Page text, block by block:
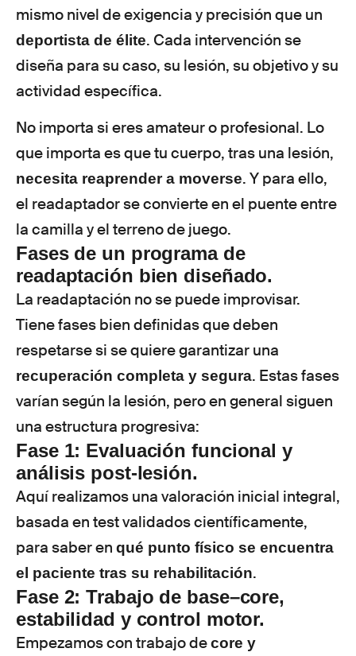
mismo nivel de exigencia y precisión que un
deportista de élite. Cada intervención se
diseña para su caso, su lesión, su objetivo y su
actividad específica.
No importa si eres amateur o profesional. Lo
que importa es que tu cuerpo, tras una lesión,
necesita reaprender a moverse. Y para ello,
el readaptador se convierte en el puente entre
la camilla y el terreno de juego.
Fases de un programa de
readaptación bien diseñado.
La readaptación no se puede improvisar.
Tiene fases bien definidas que deben
respetarse si se quiere garantizar una
recuperación completa y segura. Estas fases
varían según la lesión, pero en general siguen
una estructura progresiva:
Fase 1: Evaluación funcional y
análisis post-lesión.
Aquí realizamos una valoración inicial integral,
basada en test validados científicamente,
para saber en qué punto físico se encuentra
el paciente tras su rehabilitación.
Fase 2: Trabajo de base–core,
estabilidad y control motor.
Empezamos con trabajo decore y